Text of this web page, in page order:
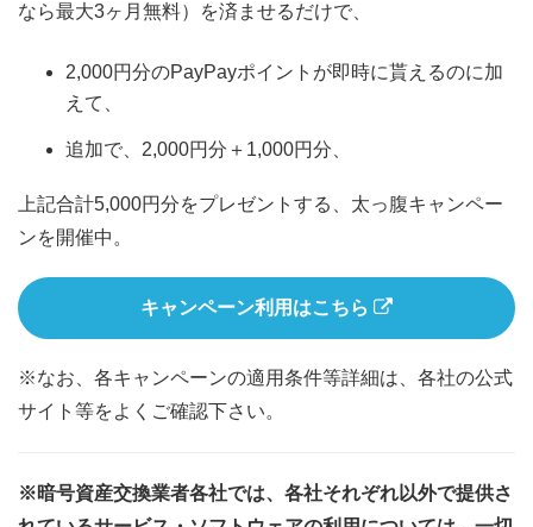
なら最大3ヶ月無料）を済ませるだけで、
2,000円分のPayPayポイントが即時に貰えるのに加
えて、
追加で、2,000円分＋1,000円分、
上記合計5,000円分をプレゼントする、太っ腹キャンペー
ンを開催中。
キャンペーン利用はこちら
※なお、各キャンペーンの適用条件等詳細は、各社の公式
サイト等をよくご確認下さい。
※暗号資産交換業者各社では、各社それぞれ以外で提供さ